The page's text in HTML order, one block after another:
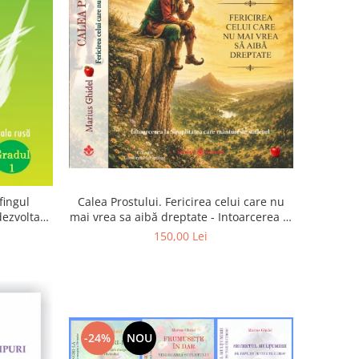
Calea Prostului. Fericirea celui care nu
mai vrea sa aibă dreptate - Intoarcerea la
Simplitatea care mantuieste sufletul
150,00 Lei
-24% NOU